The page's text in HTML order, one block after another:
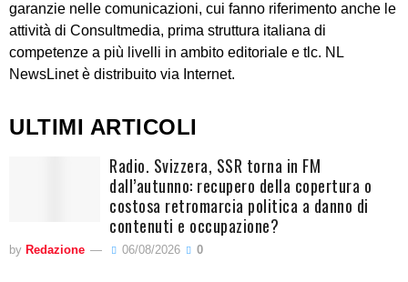
garanzie nelle comunicazioni, cui fanno riferimento anche le
attività di Consultmedia, prima struttura italiana di
competenze a più livelli in ambito editoriale e tlc. NL
NewsLinet è distribuito via Internet.
ULTIMI ARTICOLI
Radio. Svizzera, SSR torna in FM
dall’autunno: recupero della copertura o
costosa retromarcia politica a danno di
contenuti e occupazione?
by Redazione 06/08/2026 0